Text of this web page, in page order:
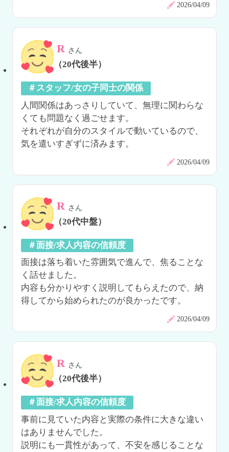
2026/04/09
R さん
（20代後半）
＃スタッフ/女の子同士の関係
人間関係はあっさりしていて、無理に関わらな
くても問題なく過ごせます。
それぞれが自分のスタイルで動いているので、
気を遣いすぎずに済みます。
2026/04/09
R さん
（20代中盤）
＃面接/求人内容の信頼度
面接は落ち着いた雰囲気で進んで、焦ることな
く話せました。
内容も分かりやすく説明してもらえたので、納
得してから始められたのが良かったです。
2026/04/09
R さん
（20代後半）
＃面接/求人内容の信頼度
事前に見ていた内容と実際の条件に大きな違い
はありませんでした。
説明にも一貫性があって、不安を感じることな